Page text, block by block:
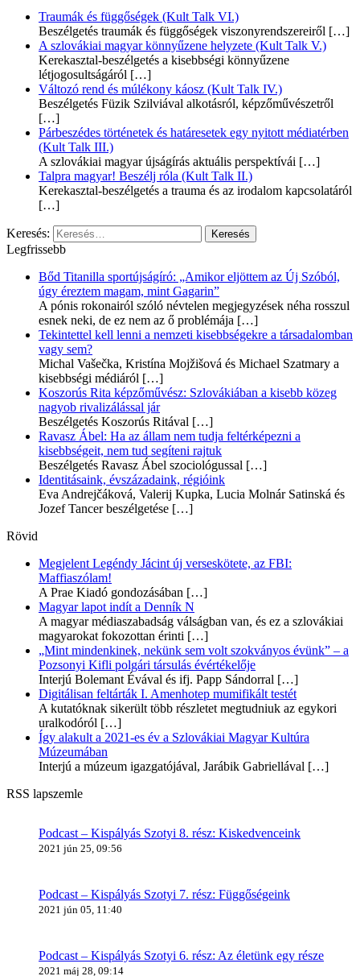
Traumák és függőségek (Kult Talk VI.)
Beszélgetés traumák és függőségek viszonyrendszereiről […]
A szlovákiai magyar könnyűzene helyzete (Kult Talk V.)
Kerekasztal-beszélgetés a kisebbségi könnyűzene
létjogosultságáról […]
Változó rend és múlékony káosz (Kult Talk IV.)
Beszélgetés Füzik Szilviával alkotásról, képzőművészetről
[…]
Párbeszédes történetek és határesetek egy nyitott médiatérben
(Kult Talk III.)
A szlovákiai magyar újságírás aktuális perspektívái […]
Talpra magyar! Beszélj róla (Kult Talk II.)
Kerekasztal-beszélgetés a trauma és az irodalom kapcsolatáról
[…]
Keresés:
Legfrissebb
Bőd Titanilla sportújságíró: „Amikor eljöttem az Új Szóból,
úgy éreztem magam, mint Gagarin”
A pónis rokonairól szóló névtelen megjegyzések néha rosszul
esnek neki, de ez nem az ő problémája […]
Tekintettel kell lenni a nemzeti kisebbségekre a társadalomban
vagy sem?
Michal Vašečka, Kristína Mojžišová és Michael Szatmary a
kisebbségi médiáról […]
Koszorús Rita képzőművész: Szlovákiában a kisebb közeg
nagyob rivalizálással jár
Beszélgetés Koszorús Ritával […]
Ravasz Ábel: Ha az állam nem tudja feltérképezni a
kisebbségeit, nem tud segíteni rajtuk
Beszélgetés Ravasz Ábel szociológussal […]
Identitásaink, évszázadaink, régióink
Eva Andrejčáková, Valerij Kupka, Lucia Molnár Satinská és
Jozef Tancer beszélgetése […]
Rövid
Megjelent Legéndy Jácint új verseskötete, az FBI:
Maffiaszólam!
A Prae Kiadó gondozásában […]
Magyar lapot indít a Denník N
A magyar médiaszabadság válságban van, és ez a szlovákiai
magyarokat fokozottan érinti […]
„Mint mindenkinek, nekünk sem volt szokványos évünk” – a
Pozsonyi Kifli polgári társulás évértékelője
Interjú Bolemant Évával és ifj. Papp Sándorral […]
Digitálisan feltárták I. Amenhotep mumifikált testét
A kutatóknak sikerült több részletet megtudniuk az egykori
uralkodóról […]
Így alakult a 2021-es év a Szlovákiai Magyar Kultúra
Múzeumában
Interjú a múzeum igazgatójával, Jarábik Gabriellával […]
RSS lapszemle
Podcast – Kispályás Szotyi 8. rész: Kiskedvenceink
2021 jún 25, 09:56
Podcast – Kispályás Szotyi 7. rész: Függőségeink
2021 jún 05, 11:40
Podcast – Kispályás Szotyi 6. rész: Az életünk egy része
2021 máj 28, 09:14